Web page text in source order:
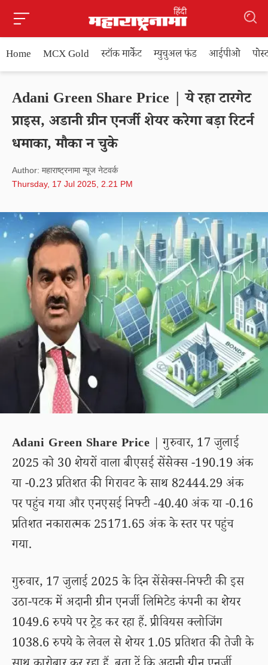
Home MCX Gold स्टॉक मार्केट म्युचुअल फंड आईपीओ
Adani Green Share Price | ये रहा टारगेट
प्राइस, अडानी ग्रीन एनर्जी शेयर करेगा बड़ा रिटर्न
धमाका, मौका न चुके
Author: महाराष्ट्रनामा न्यूज नेटवर्क
Thursday, 17 Jul 2025, 2.21 PM
Adani Green Share Price | गुरुवार, 17 जुलाई
2025 को 30 शेयरों वाला बीएसई सेंसेक्स -190.19 अंक
या -0.23 प्रतिशत की गिरावट के साथ 82444.29 अंक
पर पहुंच गया और एनएसई निफ्टी -40.40 अंक या -0.16
प्रतिशत नकारात्मक 25171.65 अंक के स्तर पर पहुंच
गया.
गुरुवार, 17 जुलाई 2025 के दिन सेंसेक्स-निफ्टी की इस
उठा-पटक में अदानी ग्रीन एनर्जी लिमिटेड कंपनी का शेयर
1049.6 रुपये पर ट्रेड कर रहा हैं. प्रीवियस क्लोजिंग
1038.6 रुपये के लेवल से शेयर 1.05 प्रतिशत की तेजी के